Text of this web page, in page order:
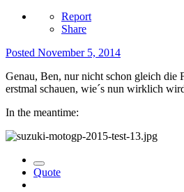
Report
Share
Posted November 5, 2014
Genau, Ben, nur nicht schon gleich die
erstmal schauen, wie´s nun wirklich
In the meantime:
Quote